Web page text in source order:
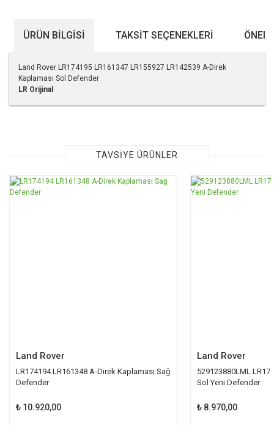
ÜRÜN BILGISI TAKSIT SEÇENEKLERI
Land Rover LR174195 LR161347 LR155927 LR142539 A-Direk
Kaplaması Sol Defender
LR Orijinal
Görüş ve önerileriniz için teşekkür ederiz.
Ürün resmi kalitesiz, bozuk veya görüntülenemiyor.
TAVSİYE ÜRÜNLER
Land Rover
LR174194 LR161348 A-Direk Kaplaması Sağ
Defender
₺ 10.920,00
Land Rover
529123880LML
Sol Yeni Defender
₺ 8.970,00